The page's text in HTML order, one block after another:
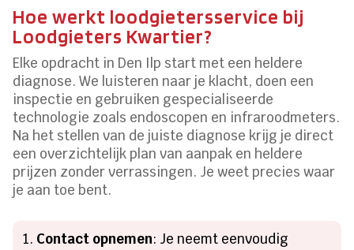
Hoe werkt loodgietersservice bij
Loodgieters Kwartier?
Elke opdracht in Den Ilp start met een heldere
diagnose. We luisteren naar je klacht, doen een
inspectie en gebruiken gespecialiseerde
technologie zoals endoscopen en infraroodmeters.
Na het stellen van de juiste diagnose krijg je direct
een overzichtelijk plan van aanpak en heldere
prijzen zonder verrassingen. Je weet precies waar
je aan toe bent.
Contact opnemen: Je neemt eenvoudig